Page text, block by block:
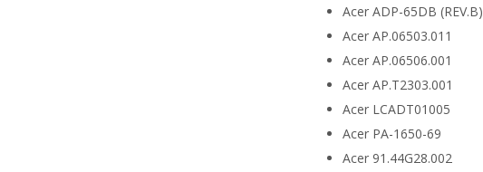
Acer ADP-65DB (REV.B)
Acer AP.06503.011
Acer AP.06506.001
Acer AP.T2303.001
Acer LCADT01005
Acer PA-1650-69
Acer 91.44G28.002